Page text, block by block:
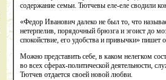
содержание семьи. Тютчевы еле-еле сводили
«Федор Иванович далеко не был то, что
нетерпелив, порядочный брюзга и эгоист до
спокойствие, его удобства и привычки» пишет
Можно представить себе, в каком нелегком
во всех сферах-политической деятельности,
Тютчев отдается своей новой любви.